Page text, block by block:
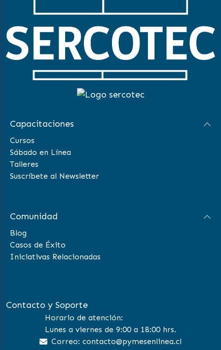
Capacitaciones
Cursos
Sábado en Línea
Talleres
Suscríbete al Newsletter
Comunidad
Blog
Casos de Éxito
Iniciativas Relacionadas
Contacto y Soporte
Horario de atención:
Lunes a viernes de 9:00 a 18:00 hrs.
Correo: contacto@pymesenlinea.cl